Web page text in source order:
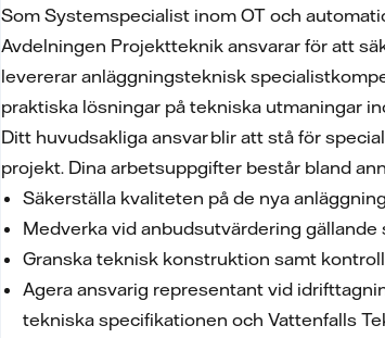
Som Systemspecialist inom OT och
Avdelningen Projektteknik ansvarar för att
levererar anläggningsteknisk
praktiska lösningar på tekniska utmaningar
Ditt huvudsakliga ansvar blir att stå för
projekt. Dina arbetsuppgifter består bland
Säkerställa kvaliteten på de nya
Medverka vid anbudsutvärdering
Granska teknisk konstruktion samt
Agera ansvarig representant vid
tekniska specifikationen och Vattenfalls